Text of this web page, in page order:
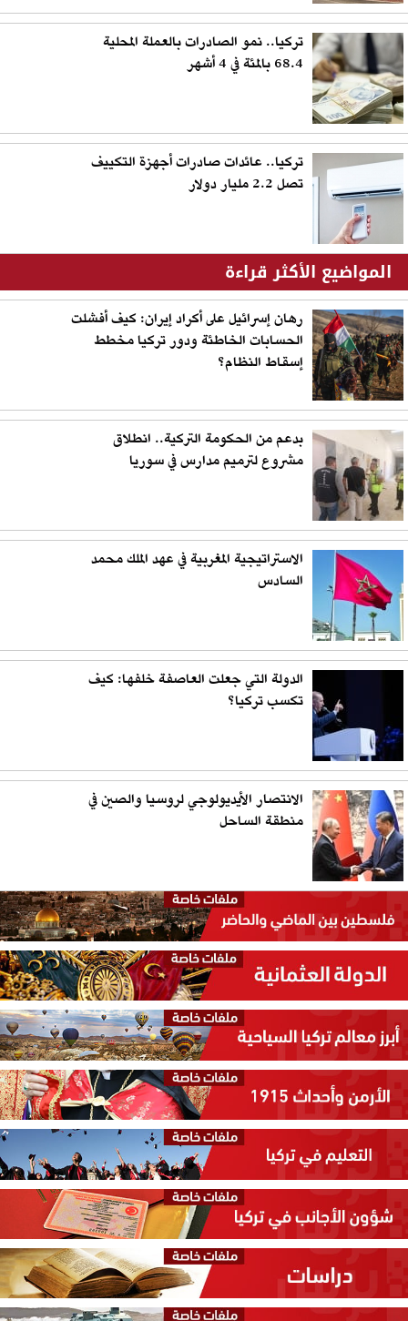
تركيا.. نمو الصادرات بالعملة المحلية
68.4 بالمئة في 4 أشهر
تركيا.. عائدات صادرات أجهزة التكييف
تصل 2.2 مليار دولار
المواضيع الأكثر قراءة
رهان إسرائيل على أكراد إيران: كيف أفشلت
الحسابات الخاطئة ودور تركيا مخطط
إسقاط النظام؟
بدعم من الحكومة التركية.. انطلاق
مشروع لترميم مدارس في سوريا
الاستراتيجية المغربية في عهد الملك محمد
السادس
الدولة التي جعلت العاصفة خلفها: كيف
تكسب تركيا؟
الانتصار الأيديولوجي لروسيا والصين في
منطقة الساحل